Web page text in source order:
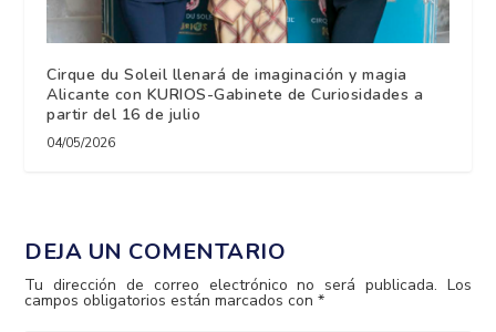
Cirque du Soleil llenará de imaginación y magia
Alicante con KURIOS-Gabinete de Curiosidades a
partir del 16 de julio
04/05/2026
DEJA UN COMENTARIO
Tu dirección de correo electrónico no será publicada. Los
campos obligatorios están marcados con*